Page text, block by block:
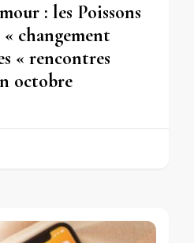
: les Poissons
changement
« rencontres
octobre